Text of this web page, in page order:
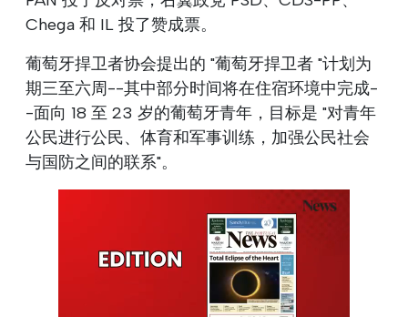
Chega 和 IL 投了赞成票。
葡萄牙捍卫者协会提出的 "葡萄牙捍卫者 "计划为
期三至六周--其中部分时间将在住宿环境中完成-
-面向 18 至 23 岁的葡萄牙青年，目标是 "对青年
公民进行公民、体育和军事训练，加强公民社会
与国防之间的联系"。